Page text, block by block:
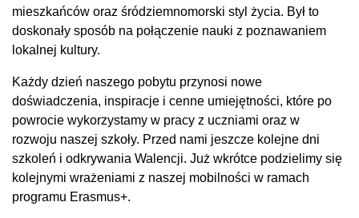
mieszkańców oraz śródziemnomorski styl życia. Był to
doskonały sposób na połączenie nauki z poznawaniem
lokalnej kultury.
Każdy dzień naszego pobytu przynosi nowe
doświadczenia, inspiracje i cenne umiejętności, które po
powrocie wykorzystamy w pracy z uczniami oraz w
rozwoju naszej szkoły. Przed nami jeszcze kolejne dni
szkoleń i odkrywania Walencji. Już wkrótce podzielimy się
kolejnymi wrażeniami z naszej mobilności w ramach
programu Erasmus+.